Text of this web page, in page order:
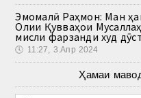
Эмомалӣ Раҳмон: Ман
Олии Қувваҳои
мисли фарзанди худ
🕔 11:27, 3.Апр 2024
Ҳамаи